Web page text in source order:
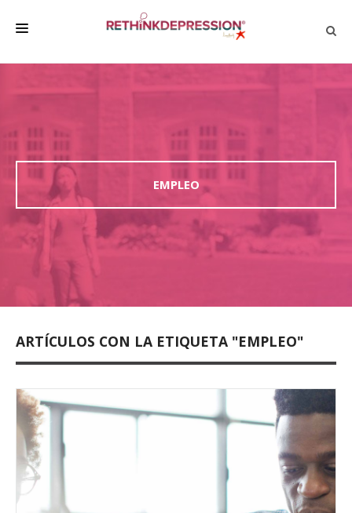
HABLAR CON LOS DEMÁS
BIENESTAR
FAMILIA Y AMIGOS
EMPRESA
DEPRESSÃO SEM RODEIOS
EMPLEO
ARTÍCULOS CON LA ETIQUETA "EMPLEO"